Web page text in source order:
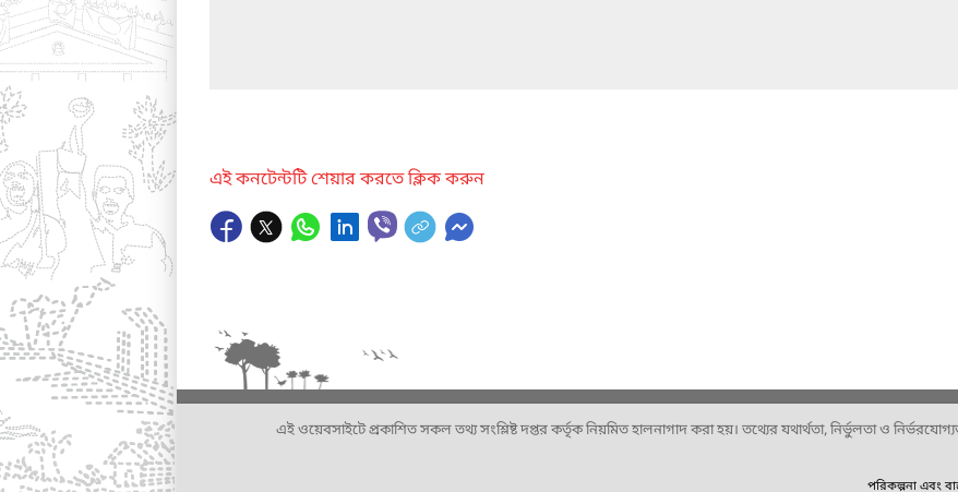
এই কনটেন্টটি শেয়ার করতে ক্লিক করুন
এই ওয়েবসাইটে প্রকাশিত সকল তথ্য সংশ্লিষ্ট দপ্তর কর্তৃক নিয়মিত হালনাগাদ করা হয়। তথ্যের যথার্থতা, নির্ভুলতা ও
পরিকল্পনা এবং